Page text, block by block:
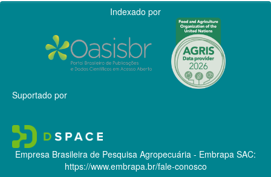
Indexado por
Suportado por
Empresa Brasileira de Pesquisa Agropecuária - Embrapa SAC:
https://www.embrapa.br/fale-conosco